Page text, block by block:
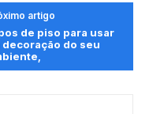
artigo
de piso para usar
decoração do seu